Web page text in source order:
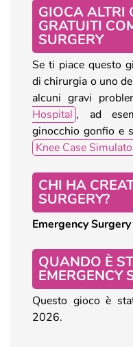
GIOCA ALTRI
GRATUITI
SURGERY
Se ti piace questo
di chirurgia o uno
alcuni gravi
Hospital , ad
ginocchio gonfio e
Knee Case
CHI HA
SURGERY?
Emergency Surgery
QUANDO È
EMERGENCY
Questo gioco è
2026.